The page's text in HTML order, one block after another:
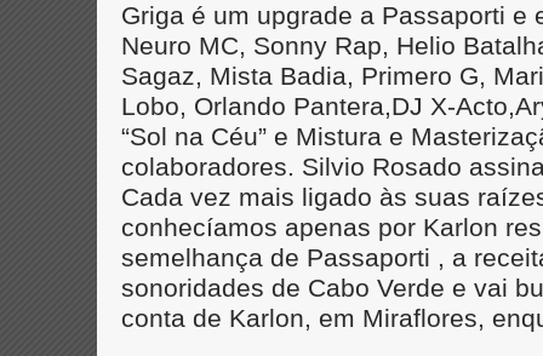
Griga é um upgrade a Passaporti e
Neuro MC, Sonny Rap, Helio
Sagaz, Mista Badia, Primero G,
Lobo, Orlando Pantera,DJ X-
“Sol na Céu” e Mistura e
colaboradores. Silvio Rosado
Cada vez mais ligado às suas
conhecíamos apenas por Karlon
semelhança de Passaporti , a
sonoridades de Cabo Verde e vai
conta de Karlon, em Miraflores,